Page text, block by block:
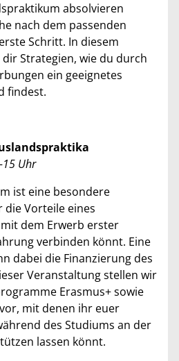
absolvieren
nach dem passenden
Schritt. In diesem
Strategien, wie du durch
ein geeignetes
findest.
15 Uhr
ist eine besondere
die Vorteile eines
dem Erwerb erster
verbinden könnt. Eine
dabei die Finanzierung des
Veranstaltung stellen wir
Erasmus+ sowie
mit denen ihr euer
des Studiums an der
lassen könnt.